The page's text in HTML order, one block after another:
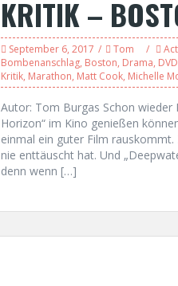
KRITIK –
September 6, 2017 Tom
Bombenanschlag, Boston, Drama, DVD
Kritik, Marathon, Matt Cook, Michelle
Autor: Tom Burgas Schon wieder
Horizon“ im Kino genießen
einmal ein guter Film
nie enttäuscht hat. Und
denn wenn […]